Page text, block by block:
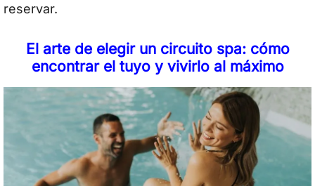
reservar.
El arte de elegir un circuito spa: cómo
encontrar el tuyo y vivirlo al máximo